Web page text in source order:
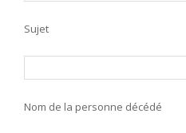
Sujet
Nom de la personne décédé